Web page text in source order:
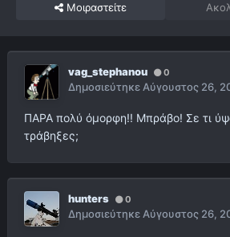
Μοιραστείτε
vag_stephanou 0
ΔημοσιεύτηκεΑύγουστος 26,
ΠΑΡΑ πολύ όμορφη!! Μπράβο! Σε τι
τράβηξες;
hunters 0
ΔημοσιεύτηκεΑύγουστος 26,